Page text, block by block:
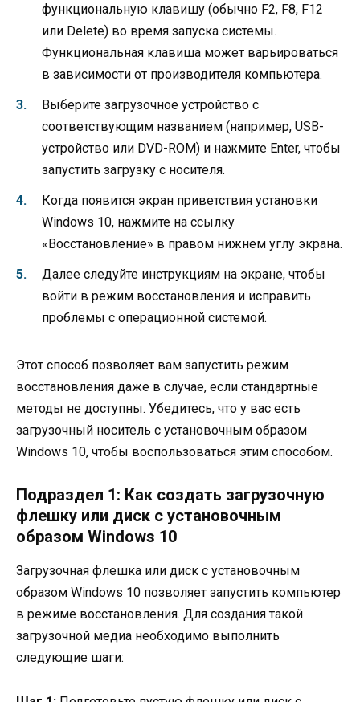
функциональную клавишу (обычно F2, F8, F12
или Delete) во время запуска системы.
Функциональная клавиша может варьироваться
в зависимости от производителя компьютера.
Выберите загрузочное устройство с
соответствующим названием (например, USB-
устройство или DVD-ROM) и нажмите Enter, чтобы
запустить загрузку с носителя.
Когда появится экран приветствия установки
Windows 10, нажмите на ссылку
«Восстановление» в правом нижнем углу экрана.
Далее следуйте инструкциям на экране, чтобы
войти в режим восстановления и исправить
проблемы с операционной системой.
Этот способ позволяет вам запустить режим
восстановления даже в случае, если стандартные
методы не доступны. Убедитесь, что у вас есть
загрузочный носитель с установочным образом
Windows 10, чтобы воспользоваться этим способом.
Подраздел 1: Как создать загрузочную
флешку или диск с установочным
образом Windows 10
Загрузочная флешка или диск с установочным
образом Windows 10 позволяет запустить компьютер
в режиме восстановления. Для создания такой
загрузочной медиа необходимо выполнить
следующие шаги: